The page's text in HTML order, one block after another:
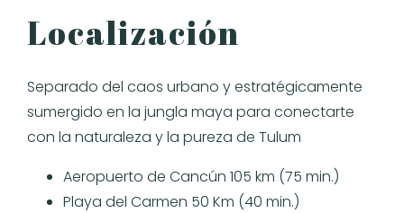
Localización
Separado del caos urbano y estratégicamente
sumergido en la jungla maya para conectarte
con la naturaleza y la pureza de Tulum
Aeropuerto de Cancún 105 km (75 min.)
Playa del Carmen 50 Km (40 min.)